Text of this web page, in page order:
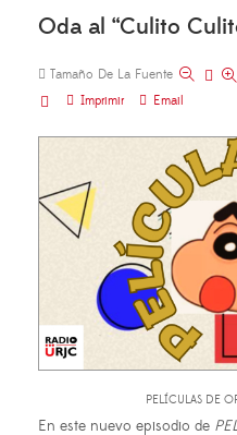
Oda al “Culito
Tamaño De La Fuente
Imprimir
Email
PELÍCULAS DE
En este nuevo episodio de